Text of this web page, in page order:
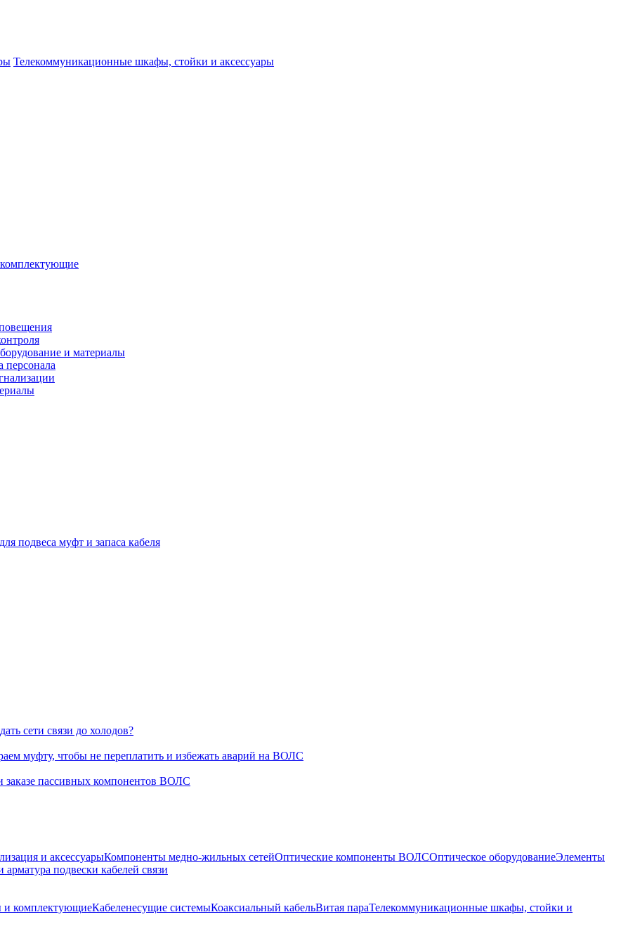
Телекоммуникационные шкафы, стойки и аксессуары
и материалы
персонала
подвеса муфт и запаса кабеля
сети связи до холодов?
муфту, чтобы не переплатить и избежать аварий на ВОЛС
заказе пассивных компонентов ВОЛС
и аксессуарыКомпоненты медно-жильных сетейОптические компоненты ВОЛСОптическое оборудованиеЭлементы
подвески кабелей связи
и комплектующиеКабеленесущие системыКоаксиальный кабельВитая параТелекоммуникационные шкафы, стойки и